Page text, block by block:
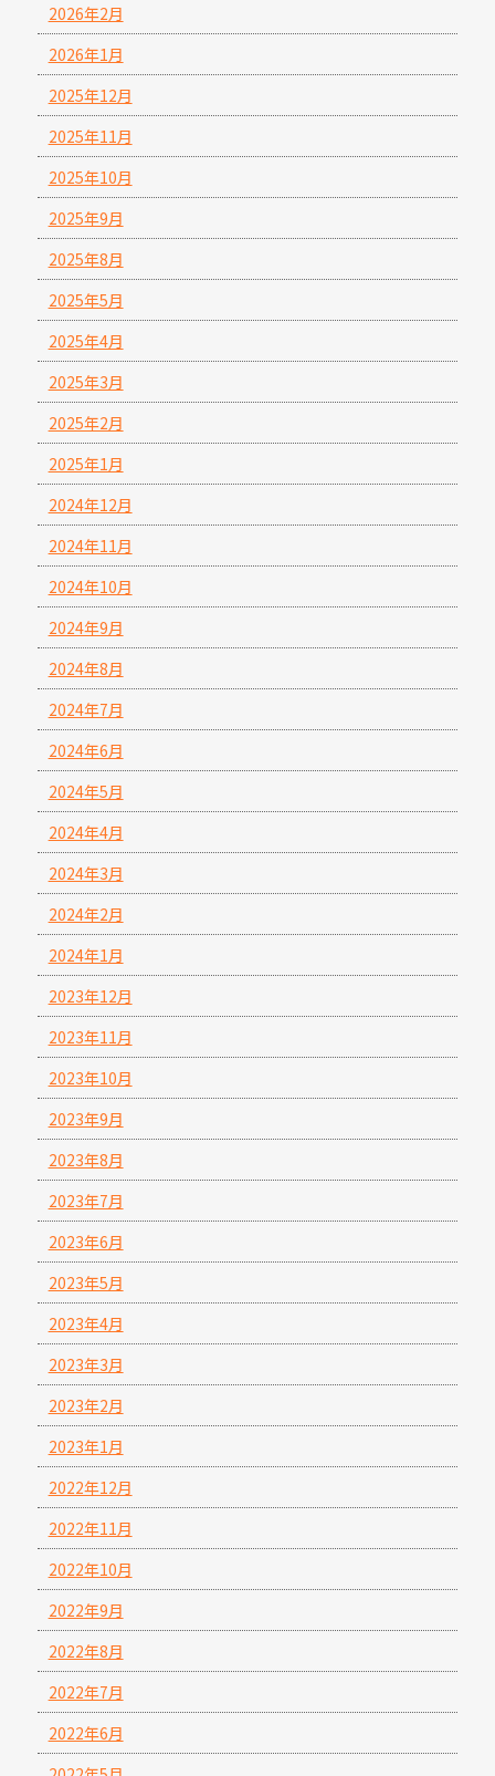
2026年2月
2026年1月
2025年12月
2025年11月
2025年10月
2025年9月
2025年8月
2025年5月
2025年4月
2025年3月
2025年2月
2025年1月
2024年12月
2024年11月
2024年10月
2024年9月
2024年8月
2024年7月
2024年6月
2024年5月
2024年4月
2024年3月
2024年2月
2024年1月
2023年12月
2023年11月
2023年10月
2023年9月
2023年8月
2023年7月
2023年6月
2023年5月
2023年4月
2023年3月
2023年2月
2023年1月
2022年12月
2022年11月
2022年10月
2022年9月
2022年8月
2022年7月
2022年6月